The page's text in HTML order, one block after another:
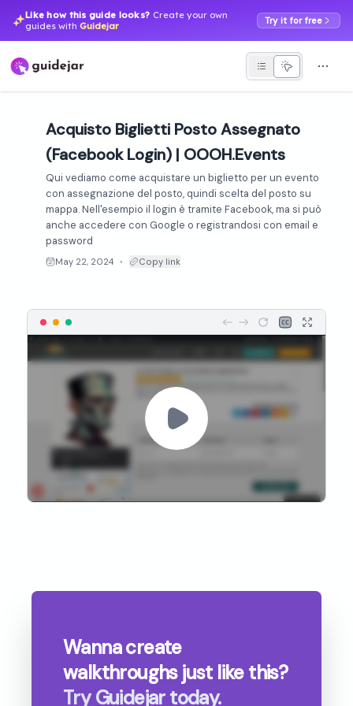
Like how this guide looks? Create your own
guides with Guidejar Try it for free
Acquisto Biglietti Posto Assegnato
(Facebook Login) | OOOH.Events
Qui vediamo come acquistare un biglietto per un evento
con assegnazione del posto, quindi scelta del posto su
mappa. Nell'esempio il login è tramite Facebook, ma si può
anche accedere con Google o registrandosi con email e
password
May 22, 2024 ● Copy link
Wanna create
walkthroughsjust like this?
Try Guidejar today.